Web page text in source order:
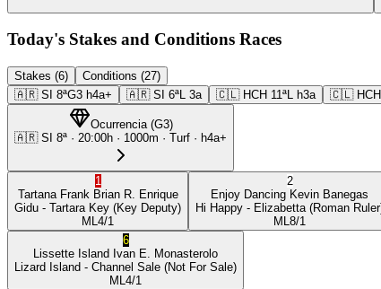
Today's Stakes and Conditions Races
Stakes (6)
Conditions (27)
🇦🇷 SI 8ªG3 h4a+ 🇦🇷 SI 6ªL 3a 🇨🇱 HCH 11ªL h3a 🇨🇱 HCH
Ocurrencia(G3)
🇦🇷 SI 8ª · 20:00h · 1000m · Turf · h4a+
1
Tartana Frank Brian R. Enrique
Gidu - Tartara Key (Key Deputy)
ML4/1
2
Enjoy Dancing Kevin Banegas
Hi Happy - Elizabetta(Roman
ML8/1
6
Lissette Island Ivan E. Monasterolo
Lizard Island - Channel Sale (Not For Sale)
ML4/1